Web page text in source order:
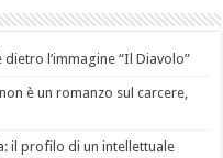
dietro l’immagine “Il Diavolo”
è un romanzo sul carcere,
il profilo di un intellettuale